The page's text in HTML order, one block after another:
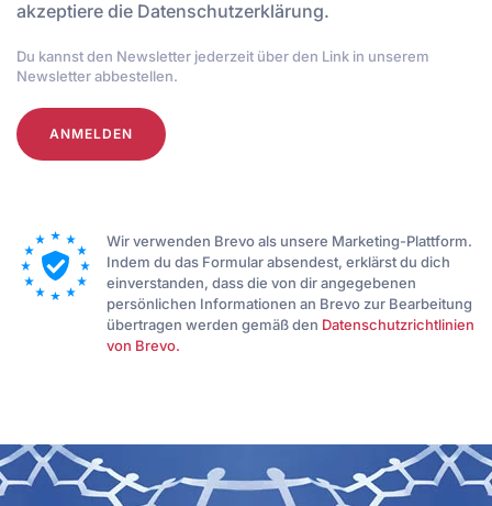
akzeptiere die Datenschutzerklärung.
Du kannst den Newsletter jederzeit über den Link in unserem
Newsletter abbestellen.
ANMELDEN
Wir verwenden Brevo als unsere Marketing-Plattform.
Indem du das Formular absendest, erklärst du dich
einverstanden, dass die von dir angegebenen
persönlichen Informationen an Brevo zur Bearbeitung
übertragen werden gemäß den Datenschutzrichtlinien
von Brevo.